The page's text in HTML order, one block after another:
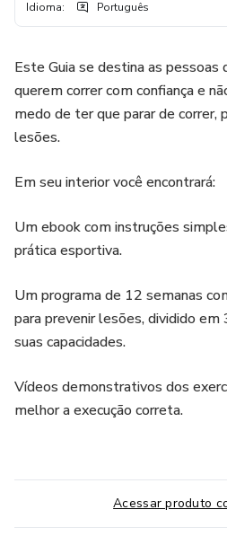
Idioma: Português
Este Guia se destina as pessoas
querem correr com confiança e
medo de ter que parar de correr,
lesões.
Em seu interior você encontrará:
Um ebook com instruções
prática esportiva.
Um programa de 12 semanas
para prevenir lesões, dividido
suas capacidades.
Vídeos demonstrativos dos
melhor a execução correta.
Acessar produto